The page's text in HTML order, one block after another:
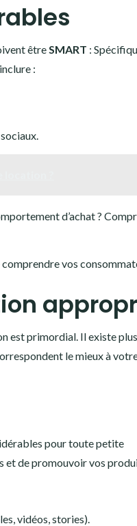
êtreSMART :
:
d’achat ?
vos
est primordial. Il existe
le mieux à
pour toute petite
et de promouvoir vos
vidéos, stories).